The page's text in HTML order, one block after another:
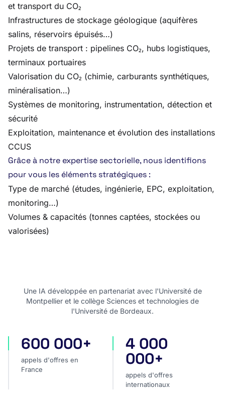
et transport du CO₂
Infrastructures de stockage géologique (aquifères
salins, réservoirs épuisés…)
Projets de transport : pipelines CO₂, hubs logistiques,
terminaux portuaires
Valorisation du CO₂ (chimie, carburants synthétiques,
minéralisation…)
Systèmes de monitoring, instrumentation, détection et
sécurité
Exploitation, maintenance et évolution des installations
CCUS
Grâce à notre expertise sectorielle, nous identifions
pour vous les éléments stratégiques :
Type de marché (études, ingénierie, EPC, exploitation,
monitoring…)
Volumes & capacités (tonnes captées, stockées ou
valorisées)
Une IA développée en partenariat avec l'Université de
Montpellier et le collège Sciences et technologies de
l'Université de Bordeaux.
appels d'offres en France
600 000+
appels d'offres en
France
appels d'offres
4 000
000+
appels d'offres
internationaux